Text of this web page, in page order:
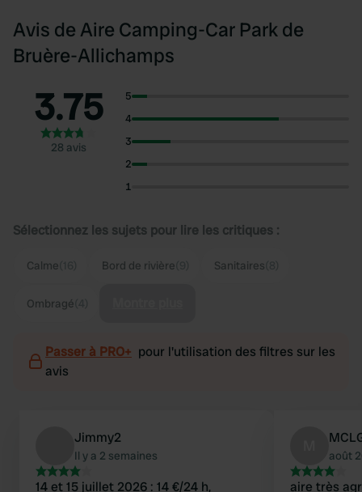
Avis de Aire Camping-Car Park de
Bruère-Allichamps
3.75
28 avis
5
4
3
2
1
Sélectionnez les sujets pour lire les critiques :
Calme Bord de rivière Sanitaires
Ombragé
Passer à PRO+ pour l'utilisation des filtres sur les
avis
Jimmy2
Il y a 2 semaines
14 et 15 juillet 2026 : 14 €/24 h,
août
aire très